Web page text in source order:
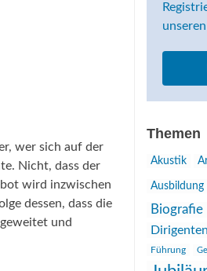
wer sich auf der
Nicht, dass der
wird inzwischen
dessen, dass die
und
Themen
Akustik
Ausbildung
Biografie
Dirigenten
Führung